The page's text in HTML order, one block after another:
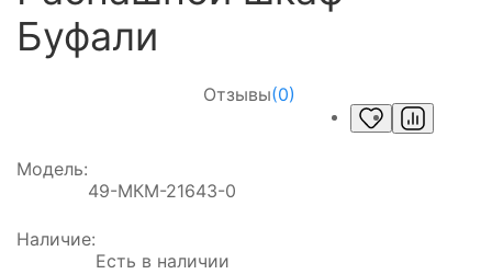
Буфали
Отзывы(0)
Модель:
49-МКМ-21643-0
Наличие:
Есть в наличии